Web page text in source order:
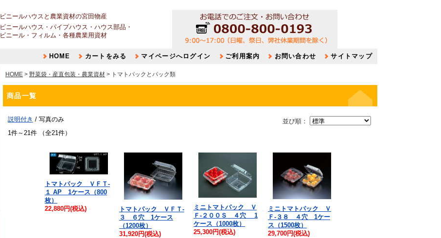
ビニールハウスと農業資材の宮田物産
ビニールハウス・パイプハウス・ハウス部品・
ビニール・フィルム・各種農業用資材
サイトマップ
お問い合わせ
ご利用案内
マイページへログイン
カートをみる
HOME
HOME > 野菜袋・産直包装・農業資材 > トマトパックとパック類
商品一覧
並び順：
説明付き / 写真のみ
1件～21件 （全21件）
トマトパック ＶＦＴ-
１ AP 1ケース（800
枚）
22,880円(税込)
トマトパック ＶＦＴ-
３ ６穴 1ケース
（1200枚）
31,920円(税込)
ミニトマトパック Ｖ
Ｆ-２００Ｓ ４穴 1
ケース（1000枚）
25,300円(税込)
ミニトマトパック Ｖ
Ｆ-３８ ４穴 1ケー
ス（1500枚）
29,700円(税込)